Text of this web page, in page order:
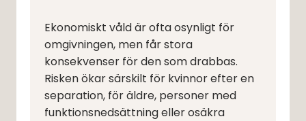
Ekonomiskt våld är ofta osynligt för
omgivningen, men får stora
konsekvenser för den som drabbas.
Risken ökar särskilt för kvinnor efter en
separation, för äldre, personer med
funktions­nedsättning eller osäkra